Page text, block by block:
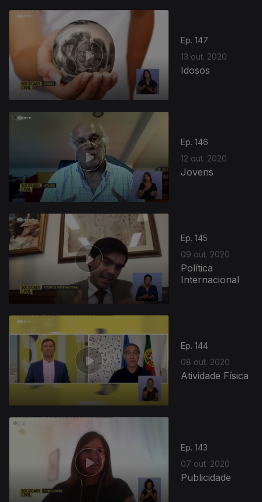
Ep. 147
13 out. 2020
Idosos
Ep. 146
12 out. 2020
Jovens
Ep. 145
09 out. 2020
Política
Internacional
Ep. 144
08 out. 2020
Atividade Física
Ep. 143
07 out. 2020
Publicidade
497585